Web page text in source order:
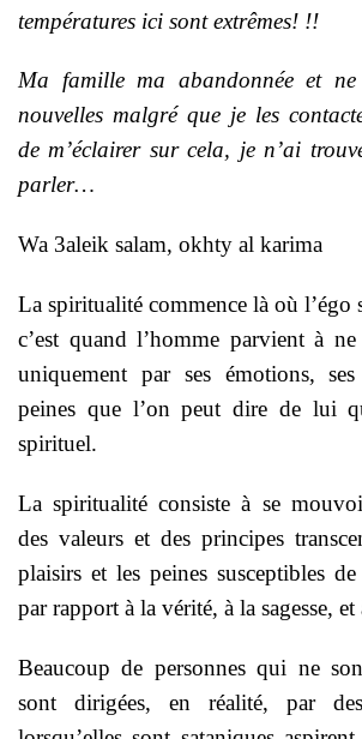
températures ici sont extrêmes! !!
Ma famille ma abandonnée et
nouvelles malgré que je les
de m’éclairer sur cela, je n’ai
parler…
Wa 3aleik salam, okhty al karima
La spiritualité commence là où l’égo
c’est quand l’homme parvient à
uniquement par ses émotions,
peines que l’on peut dire de lui
spirituel.
La spiritualité consiste à se
des valeurs et des principes
plaisirs et les peines susceptibles
par rapport à la vérité, à la sagesse,
Beaucoup de personnes qui ne
sont dirigées, en réalité, par